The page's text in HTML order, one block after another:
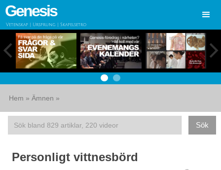
Genesis
Vetenskap | Ursprung | Skapelsetro
Hem » Ämnen »
Personligt vittnesbörd